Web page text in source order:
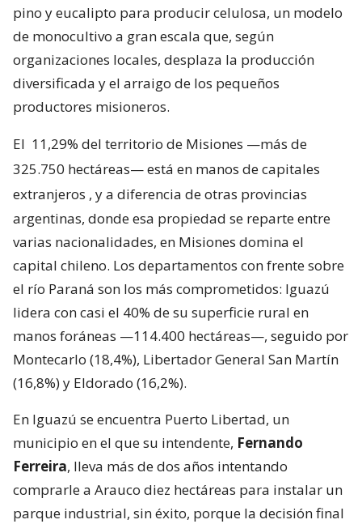
pino y eucalipto para producir celulosa, un modelo
de monocultivo a gran escala que, según
organizaciones locales, desplaza la producción
diversificada y el arraigo de los pequeños
productores misioneros.
El 11,29% del territorio de Misiones —más de
325.750 hectáreas— está en manos de capitales
extranjeros , y a diferencia de otras provincias
argentinas, donde esa propiedad se reparte entre
varias nacionalidades, en Misiones domina el
capital chileno. Los departamentos con frente sobre
el río Paraná son los más comprometidos: Iguazú
lidera con casi el 40% de su superficie rural en
manos foráneas —114.400 hectáreas—, seguido por
Montecarlo (18,4%), Libertador General San Martín
(16,8%) y Eldorado (16,2%).
En Iguazú se encuentra Puerto Libertad, un
municipio en el que su intendente, Fernando
Ferreira, lleva más de dos años intentando
comprarle a Arauco diez hectáreas para instalar un
parque industrial, sin éxito, porque la decisión final